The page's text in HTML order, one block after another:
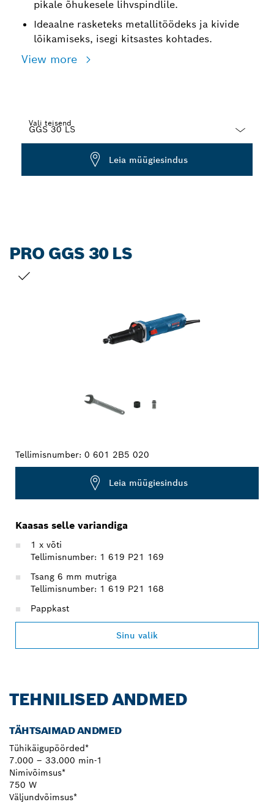
pikale õhukesele lihvspindlile.
Ideaalne rasketeks metallitöödeks ja kivide
lõikamiseks, isegi kitsastes kohtades.
View more
Vali teisend
Leia müügiesindus
PRO GGS 30 LS
Tellimisnumber: 0 601 2B5 020
Leia müügiesindus
Kaasas selle variandiga
1 x võti
Tellimisnumber: 1 619 P21 169
Tsang 6 mm mutriga
Tellimisnumber: 1 619 P21 168
Pappkast
Sinu valik
TEHNILISED ANDMED
TÄHTSAIMAD ANDMED
Tühikäigupöörded*
7.000 – 33.000 min-1
Nimivõimsus*
750 W
Väljundvõimsus*